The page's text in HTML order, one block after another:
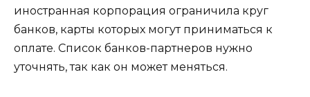
иностранная корпорация ограничила круг
банков, карты которых могут приниматься к
оплате. Список банков-партнеров нужно
уточнять, так как он может меняться.